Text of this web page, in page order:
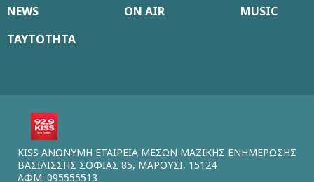
NEWS ON AIR
MUSIC
ΤΑΥΤΟΤΗΤΑ
KISS ΑΝΩΝΥΜΗ ΕΤΑΙΡΕΙΑ ΜΕΣΩΝ ΜΑΖΙΚΗΣ ΕΝΗΜΕΡΩΣΗΣ
ΒΑΣΙΛΙΣΣΗΣ ΣΟΦΙΑΣ 85, ΜΑΡΟΥΣΙ, 15124
ΑΦΜ: 095555513